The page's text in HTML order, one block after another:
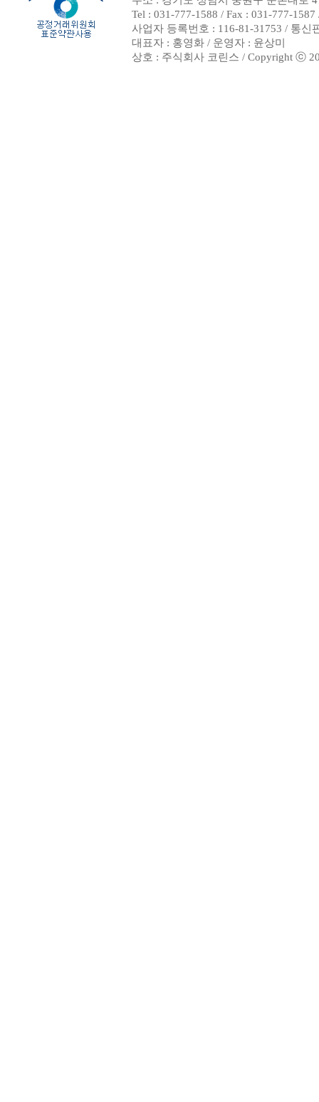
Tel : 031-777-1588 / Fax : 031-777-
사업자 등록번호 : 116-81-31753 / 통신
대표자 : 홍영화 / 운영자 : 윤상미
상호 : 주식회사 코린스 / Copyright ⓒ